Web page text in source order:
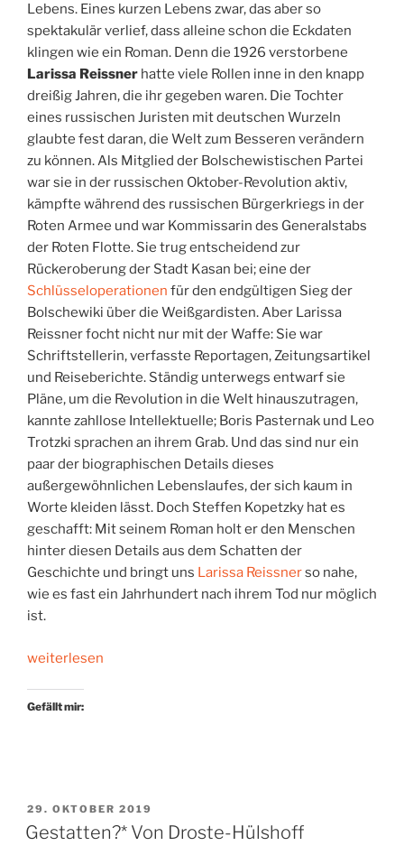
Lebens. Eines kurzen Lebens zwar, das aber so
spektakulär verlief, dass alleine schon die Eckdaten
klingen wie ein Roman. Denn die 1926 verstorbene
Larissa Reissner hatte viele Rollen inne in den knapp
dreißig Jahren, die ihr gegeben waren. Die Tochter
eines russischen Juristen mit deutschen Wurzeln
glaubte fest daran, die Welt zum Besseren verändern
zu können. Als Mitglied der Bolschewistischen Partei
war sie in der russischen Oktober-Revolution aktiv,
kämpfte während des russischen Bürgerkriegs in der
Roten Armee und war Kommissarin des Generalstabs
der Roten Flotte. Sie trug entscheidend zur
Rückeroberung der Stadt Kasan bei; eine der
Schlüsseloperationen für den endgültigen Sieg der
Bolschewiki über die Weißgardisten. Aber Larissa
Reissner focht nicht nur mit der Waffe: Sie war
Schriftstellerin, verfasste Reportagen, Zeitungsartikel
und Reiseberichte. Ständig unterwegs entwarf sie
Pläne, um die Revolution in die Welt hinauszutragen,
kannte zahllose Intellektuelle; Boris Pasternak und Leo
Trotzki sprachen an ihrem Grab. Und das sind nur ein
paar der biographischen Details dieses
außergewöhnlichen Lebenslaufes, der sich kaum in
Worte kleiden lässt. Doch Steffen Kopetzky hat es
geschafft: Mit seinem Roman holt er den Menschen
hinter diesen Details aus dem Schatten der
Geschichte und bringt uns Larissa Reissnerso nahe,
wie es fast ein Jahrhundert nach ihrem Tod nur möglich
ist.
„Gestatten?
Larissa
weiterlesen
Gefällt mir:
VERÖFFENTLICHT
AM
29. OKTOBER 2019
Gestatten?* Von Droste-Hülshoff